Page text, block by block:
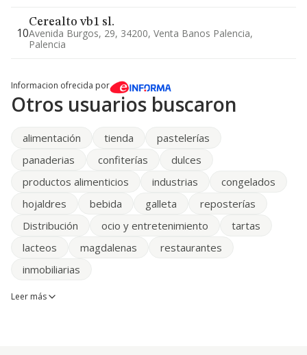
10
Cerealto vb1 sl.
Avenida Burgos, 29, 34200, Venta Banos Palencia,
Palencia
Informacion ofrecida por
Otros usuarios buscaron
alimentación tienda
pastelerías
panaderias
confiterías
dulces
productos alimenticios
industrias
congelados
hojaldres
bebida galleta
reposterías
Distribución
ocio y entretenimiento
tartas
lacteos
magdalenas
restaurantes
inmobiliarias
Leer más